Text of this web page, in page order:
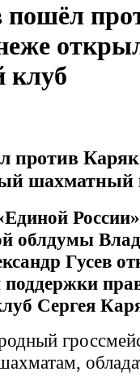
пошёл
клуб
против
шахматный
облдумы
Гусев
поддержки
Сергея